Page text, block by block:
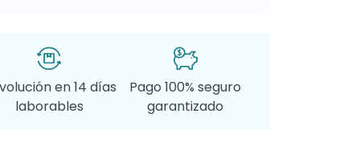
en 14 días
laborables
Pago 100% seguro
garantizado